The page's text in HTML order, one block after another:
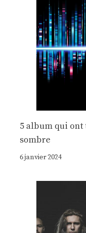
5 album qui
sombre
6 janvier 2024